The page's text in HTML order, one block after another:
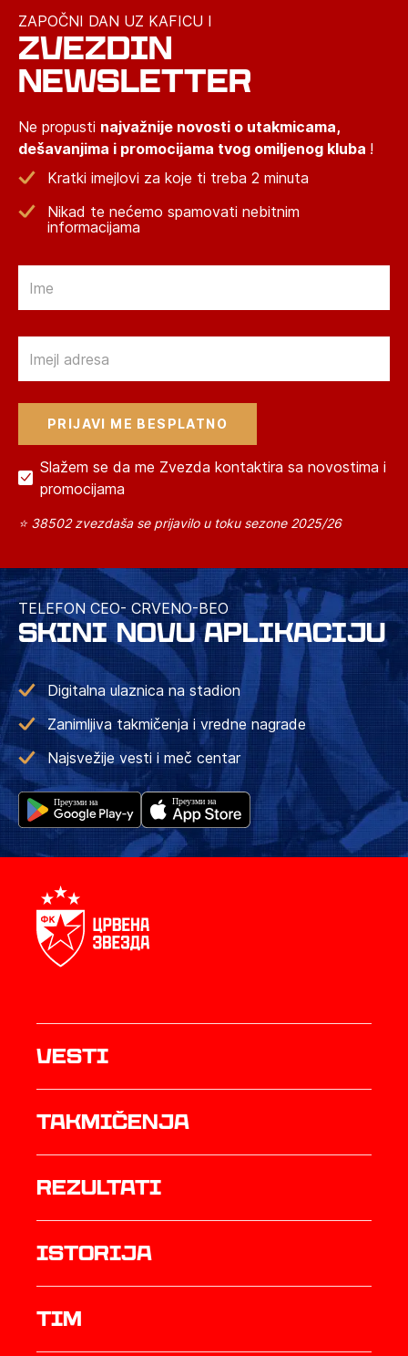
ZAPOČNI DAN UZ KAFICU I
ZVEZDIN
NEWSLETTER
Ne propusti najvažnije novosti o utakmicama,
dešavanjima i promocijama tvog omiljenog kluba !
Kratki imejlovi za koje ti treba 2 minuta
Nikad te nećemo spamovati nebitnim
informacijama
Slažem se da me Zvezda kontaktira sa novostima i
promocijama
⭐ 38502 zvezdaša se prijavilo u toku sezone 2025/26
TELEFON CEO- CRVENO-BEO
SKINI NOVU APLIKACIJU
Digitalna ulaznica na stadion
Zanimljiva takmičenja i vredne nagrade
Najsvežije vesti i meč centar
Vesti
Takmičenja
rezultati
istorija
TIM